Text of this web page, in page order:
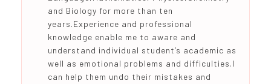
and Biology for more than ten
years.Experience and professional
knowledge enable me to aware and
understand individual student’s academic as
well as emotional problems and difficulties.I
can help them undo their mistakes and